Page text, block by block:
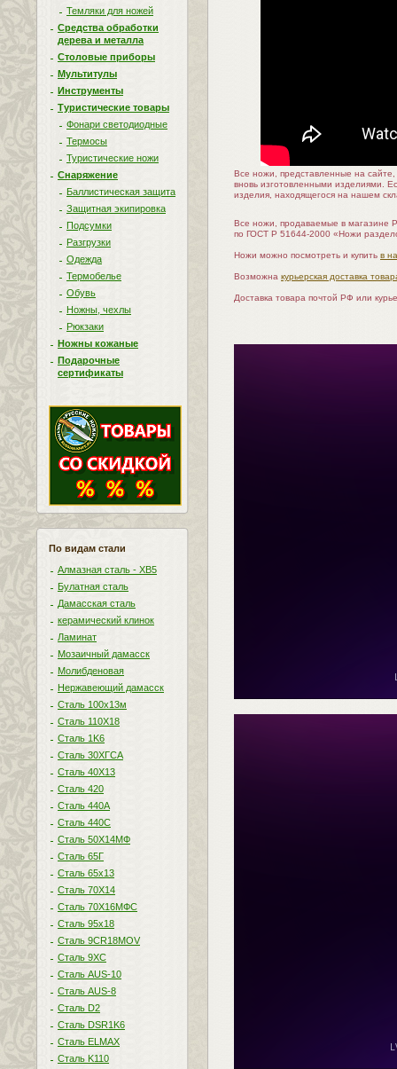
Темляки для ножей
Средства обработки
дерева и металла
Столовые приборы
Мультитулы
Инструменты
Туристические товары
Фонари светодиодные
Термосы
Туристические ножи
Снаряжение
Баллистическая защита
Защитная экипировка
Подсумки
Разгрузки
Одежда
Термобелье
Обувь
Ножны, чехлы
Рюкзаки
Ножны кожаные
Подарочные
сертификаты
По видам стали
Алмазная сталь - ХВ5
Булатная сталь
Дамасская сталь
керамический клинок
Ламинат
Мозаичный дамасск
Молибденовая
Нержавеющий дамасск
Сталь 100х13м
Сталь 110Х18
Сталь 1K6
Сталь 30ХГСА
Сталь 40Х13
Сталь 420
Сталь 440A
Сталь 440С
Сталь 50Х14МФ
Сталь 65Г
Сталь 65х13
Сталь 70Х14
Сталь 70Х16МФС
Сталь 95х18
Сталь 9CR18MOV
Сталь 9ХС
Сталь AUS-10
Сталь AUS-8
Сталь D2
Сталь DSR1K6
Сталь ELMAX
Сталь K110
Все ножи, представленные на
вновь изготовленными изделиями.
изделия, находящегося на нашем
Все ножи, продаваемые в магазине
по ГОСТ Р 51644-2000 «Ножи
Ножи можно посмотреть и купить в
Возможна курьерская доставка
Доставка товара почтой РФ или